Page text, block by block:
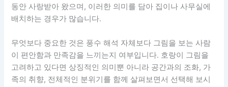
동안 사랑받아 왔으며, 이러한 의미를 담아 집이나 사무실에
배치하는 경우가 많습니다.
무엇보다 중요한 것은 풍수 해석 자체보다 그림을 보는 사람
이 편안함과 만족감을 느끼는지 여부입니다. 호랑이 그림을
고려하고 있다면 상징적인 의미뿐 아니라 공간과의 조화, 가
족의 취향, 전체적인 분위기를 함께 살펴보면서 선택해 보시